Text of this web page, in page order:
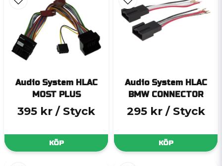
Audio System HLAC
MOST PLUS
395 kr / Styck
KÖP
Audio System HLAC
BMW CONNECTOR
295 kr / Styck
KÖP